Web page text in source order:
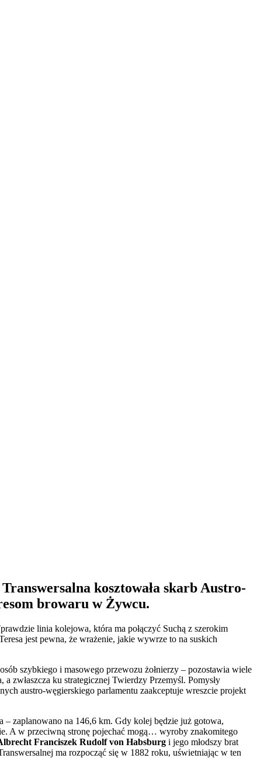
kosztowała skarb Austro-
browaru w Żywcu.
linia kolejowa, która ma połączyć Suchą z szerokim
jest pewna, że wrażenie, jakie wywrze to na suskich
szybkiego i masowego przewozu żołnierzy – pozostawia wiele
zwłaszcza ku strategicznej Twierdzy Przemyśl. Pomysły
austro-węgierskiego parlamentu zaakceptuje wreszcie projekt
– zaplanowano na 146,6 km. Gdy kolej będzie już gotowa,
A w przeciwną stronę pojechać mogą… wyroby znakomitego
Franciszek Rudolf von Habsburg i jego młodszy brat
ma rozpocząć się w 1882 roku, uświetniając w ten